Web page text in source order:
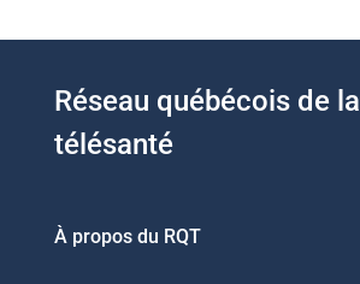
Réseau québécois de la
télésanté
À propos du RQT